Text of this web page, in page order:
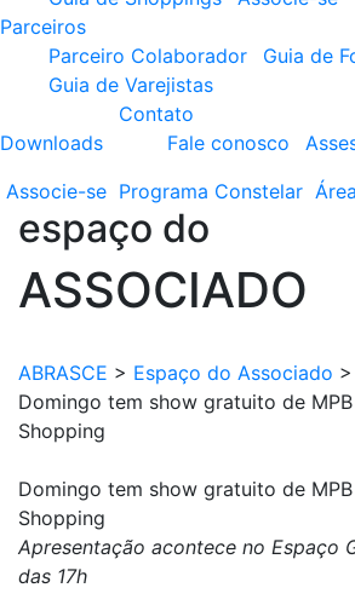
Parceiros
Parceiro Colaborador
Guia de
Guia de Varejistas
Downloads
Contato
Fale conosco
Associe-se Programa Constelar Área
espaço do
ASSOCIADO
ABRASCE > Espaço do Associado >
Domingo tem show gratuito de
Shopping
Domingo tem show gratuito de
Shopping
Apresentação acontece no Espaço
das 17h